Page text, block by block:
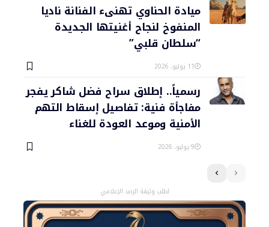
ميادة الحناوي تهنىء الفنانة ناديا
المنفوخ لنجاح أغنيتها الجديدة
“سلطان قلبي”
11 يوليو، 2026
رسمياً.. إطلاق سراح فضل شاكر يفجر
مفاجأة فنية: تفاصيل إسقاط التهم
الأمنية وموعد العودة للغناء
9 يوليو، 2026
اطلب وثيقة الرصد الإعلامي